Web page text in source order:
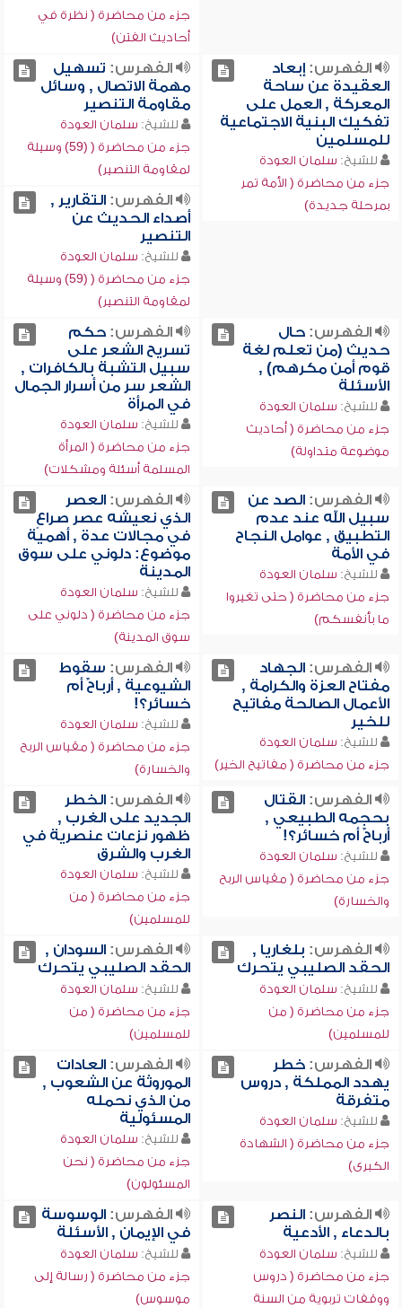
جزء من محاضرة ( نظرة في
أحاديث الفتن)
الفهرس:إبعاد
العقيدة عن ساحة
المعركة , العمل على
تفكيك البنية الاجتماعية
للمسلمين
للشيخ: سلمان العودة
جزء من محاضرة ( الأمة تمر
بمرحلة جديدة)
الفهرس: تسهيل
مهمة الاتصال , وسائل
مقاومة التنصير
للشيخ: سلمان العودة
جزء من محاضرة ( (59) وسيلة
لمقاومة التنصير)
الفهرس:التقارير ,
أصداء الحديث عن
التنصير
للشيخ: سلمان العودة
جزء من محاضرة ( (59) وسيلة
لمقاومة التنصير)
الفهرس:حال
حديث (من تعلم لغة
قوم أمن مكرهم) ,
الأسئلة
للشيخ: سلمان العودة
جزء من محاضرة ( أحاديث
موضوعة متداولة)
الفهرس:حكم
تسريح الشعر على
سبيل التشبة بالكافرات ,
الشعر سر من أسرار الجمال
في المرأة
للشيخ: سلمان العودة
جزء من محاضرة ( المرأة
المسلمة أسئلة ومشكلات)
الفهرس:الصد عن
سبيل الله عند عدم
التطبيق , عوامل النجاح
في الأمة
للشيخ: سلمان العودة
جزء من محاضرة ( حتى تغيروا
ما بأنفسكم)
الفهرس:العصر
الذي نعيشه عصر صراعٍ
في مجالات عدة , أهمية
موضوع: دلوني على سوق
المدينة
للشيخ: سلمان العودة
جزء من محاضرة ( دلوني على
سوق المدينة)
الفهرس:الجهاد
مفتاح العزة والكرامة ,
الأعمال الصالحة مفاتيح
للخير
للشيخ: سلمان العودة
جزء من محاضرة ( مفاتيح الخير)
الفهرس: سقوط
الشيوعية , أرباحٌ أم
خسائر؟!
للشيخ: سلمان العودة
جزء من محاضرة ( مقياس الربح
والخسارة)
الفهرس:القتال
بحجمه الطبيعي ,
أرباحٌ أم خسائر؟!
للشيخ: سلمان العودة
جزء من محاضرة ( مقياس الربح
والخسارة)
الفهرس:الخطر
الجديد على الغرب ,
ظهور نزعات عنصرية في
الغرب والشرق
للشيخ: سلمان العودة
جزء من محاضرة ( من
للمسلمين)
الفهرس: بلغاريا ,
الحقد الصليبي يتحرك
للشيخ: سلمان العودة
جزء من محاضرة ( من
للمسلمين)
الفهرس:السودان ,
الحقد الصليبي يتحرك
للشيخ: سلمان العودة
جزء من محاضرة ( من
للمسلمين)
الفهرس:خطر
يهدد المملكة , دروس
متفرقة
للشيخ: سلمان العودة
جزء من محاضرة ( الشهادة
الكبرى)
الفهرس:العادات
الموروثة عن الشعوب ,
من الذي نحمله
المسئولية
للشيخ: سلمان العودة
جزء من محاضرة ( نحن
المسئولون)
الفهرس:النصر
بالدعاء , الأدعية
للشيخ: سلمان العودة
جزء من محاضرة ( دروس
ووقفات تربوية من السنة
الفهرس:الوسوسة
في الإيمان , الأسئلة
للشيخ: سلمان العودة
جزء من محاضرة ( رسالة إلى
موسوس)